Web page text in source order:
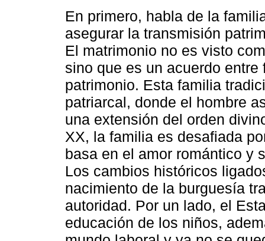
En primero, habla de la
asegurar la transmisión
El matrimonio no es visto
sino que es un acuerdo
patrimonio. Esta familia
patriarcal, donde el hombre
una extensión del orden
XX, la familia es desafiada
basa en el amor romántico y
Los cambios históricos
nacimiento de la burguesía
autoridad. Por un lado, el
educación de los niños,